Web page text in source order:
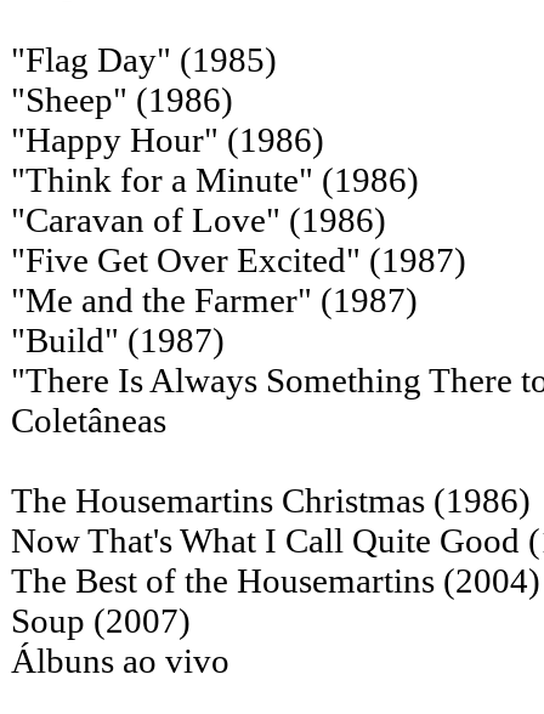
"Flag Day" (1985)
"Sheep" (1986)
"Happy Hour" (1986)
"Think for a Minute" (1986)
"Caravan of Love" (1986)
"Five Get Over Excited" (1987)
"Me and the Farmer" (1987)
"Build" (1987)
"There Is Always Something There
Coletâneas
The Housemartins Christmas (1986)
Now That's What I Call Quite Good
The Best of the Housemartins (2004)
Soup (2007)
Álbuns ao vivo